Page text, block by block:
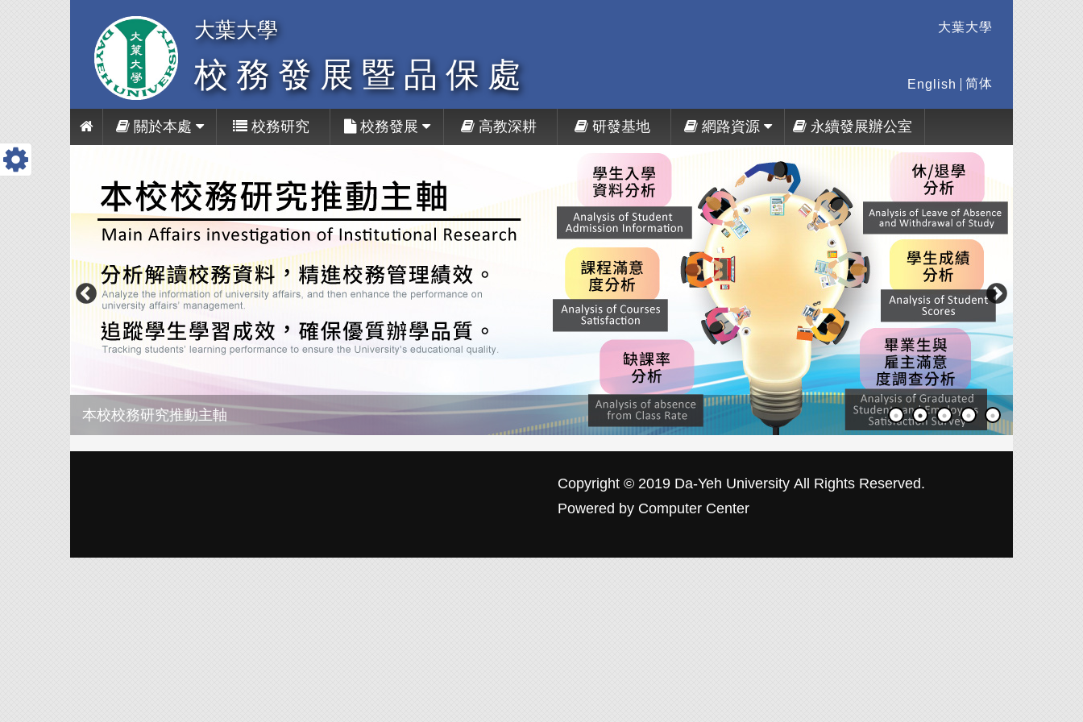
大葉大學
English 简体
大葉大學
校務發展暨品保處
關於本處 校務研究 校務發展 高教深耕 研發基地 網路資源 永續發展辦公室
本校校務研究推動主軸
Copyright © 2019 Da-Yeh University All Rights Reserved.
Powered by Computer Center